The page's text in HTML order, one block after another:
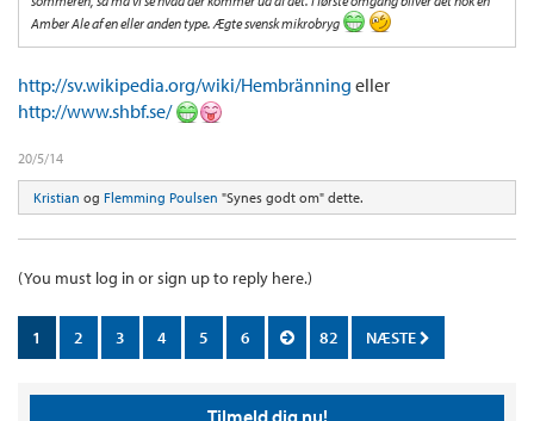
Amber Ale af en eller anden type. Ægte svensk mikrobryg
http://sv.wikipedia.org/wiki/Hembränning eller
http://www.shbf.se/
20/5/14
Kristian og Flemming Poulsen "Synes godt om" dette.
(You must log in or sign up to reply here.)
1 2 3 4 5 6 82 NÆSTE
Tilmeld dig nu!